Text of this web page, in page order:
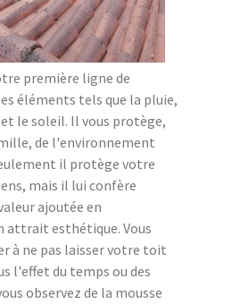
première ligne de
éléments tels que la pluie,
le soleil. Il vous protège,
de l'environnement
il protège votre
mais il lui confère
ajoutée en
attrait esthétique. Vous
à ne pas laisser votre toit
l'effet du temps ou des
observez de la mousse